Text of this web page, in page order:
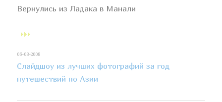
Вернулись из Ладака в Манали
06-08-2008
Слайдшоу из лучших фотографий за год
путешествий по Азии